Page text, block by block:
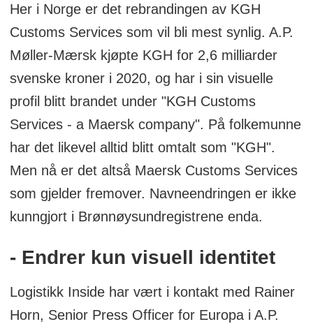
Her i Norge er det rebrandingen av KGH
Customs Services som vil bli mest synlig. A.P.
Møller-Mærsk kjøpte KGH for 2,6 milliarder
svenske kroner i 2020, og har i sin visuelle
profil blitt brandet under "KGH Customs
Services - a Maersk company". På folkemunne
har det likevel alltid blitt omtalt som "KGH".
Men nå er det altså Maersk Customs Services
som gjelder fremover. Navneendringen er ikke
kunngjort i Brønnøysundregistrene enda.
- Endrer kun visuell identitet
Logistikk Inside har vært i kontakt med Rainer
Horn, Senior Press Officer for Europa i A.P.